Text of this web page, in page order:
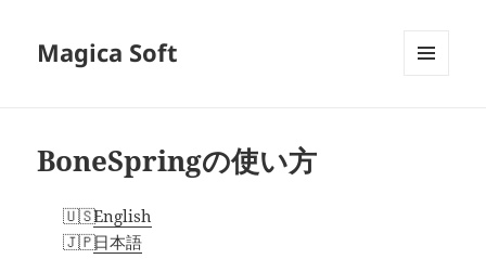
Magica Soft
BoneSpringの使い方
English
日本語